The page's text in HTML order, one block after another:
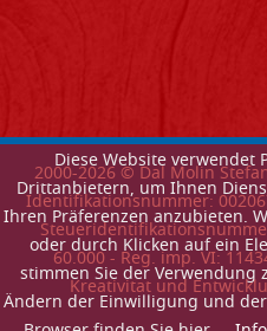
Diese Website verwendet
Drittanbietern, um Ihnen
Ihren Präferenzen anzubieten.
oder durch Klicken auf ein
stimmen Sie der
Ändern der Einwilligung und
2000-2026© Dal Molin
Identifikationsnummer:
60.000 - Reg. imp. VI:
Kreativitat und